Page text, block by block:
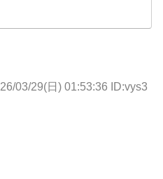
26/03/29(日) 01:53:36 ID:vys3